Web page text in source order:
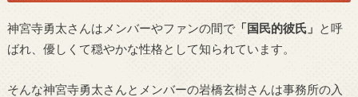
神宮寺勇太さんはメンバーやファンの間で「国民的彼氏」 と呼
ばれ、優しくて穏やかな性格として知られています。
そんな神宮寺勇太さんとメンバーの岩橋玄樹さんは事務所の入